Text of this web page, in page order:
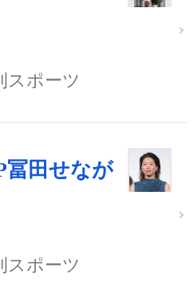
スポーツ
冨田せなが
スポーツ